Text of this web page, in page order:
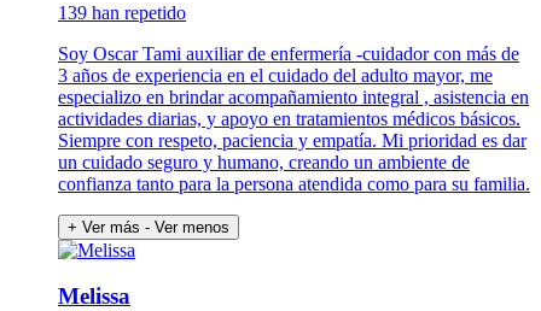
139 han repetido
Soy Oscar Tami auxiliar de enfermería -cuidador con más de
3 años de experiencia en el cuidado del adulto mayor, me
especializo en brindar acompañamiento integral , asistencia en
actividades diarias, y apoyo en tratamientos médicos básicos.
Siempre con respeto, paciencia y empatía. Mi prioridad es dar
un cuidado seguro y humano, creando un ambiente de
confianza tanto para la persona atendida como para su familia.
+ Ver más - Ver menos
Melissa